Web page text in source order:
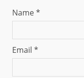
Name*
Email *